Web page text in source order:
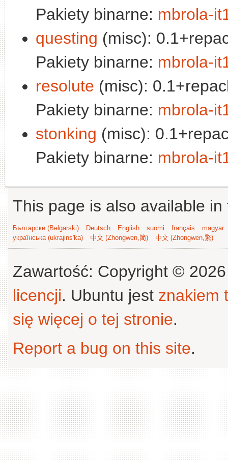
Pakiety binarne: mbrola-
questing (misc):
Pakiety binarne: mbrola-
resolute (misc):
Pakiety binarne: mbrola-
stonking (misc):
Pakiety binarne: mbrola-
This page is also available
Български (Bəlgarski) Deutsch English suomi français
magyar
українська (ukrajins'ka)
中文 (Zhongwen,简) 中文 (Zhongwen,繁)
Zawartość: Copyright ©
licencji. Ubuntu jest znakiem
się więcej o tej stronie.
Report a bug on this site.